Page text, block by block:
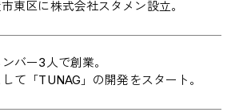
東区に株式会社スタメン設立。
バー3人で創業。
て「TUNAG」の開発をスタート。